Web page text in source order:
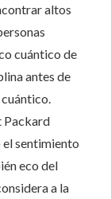
altos
cuántico de
antes de
Packard
el sentimiento
eco del
a la